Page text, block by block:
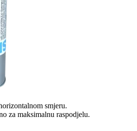
smjeru.
za maksimalnu raspodjelu.